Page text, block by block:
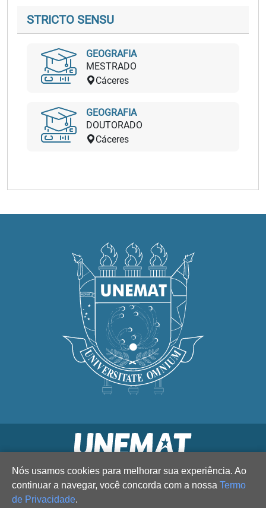
STRICTO SENSU
GEOGRAFIA
MESTRADO
Cáceres
GEOGRAFIA
DOUTORADO
Cáceres
Nós usamos cookies para melhorar sua experiência. Ao
continuar a navegar, você concorda com a nossa Termo
de Privacidade.